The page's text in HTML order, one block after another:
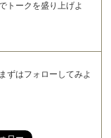
トークを盛り上げよ
ずはフォローしてみよ